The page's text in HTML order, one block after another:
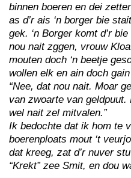
binnen boeren en dei
as d’r ais ‘n borger bie
gek. ‘n Borger komt d’r
nou nait zggen, vrouw
mouten doch ‘n beetje
wollen elk en ain doch
“Nee, dat nou nait. Moar
van zwoarte van geldpuut.
wel nait zel mitvalen.”
Ik bedochte dat ik hom te
boerenploats mout ‘t
dat kreeg, zat d’r nuver
“Krekt” zee Smit, en dou